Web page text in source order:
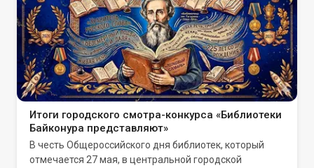
Итоги городского смотра-конкурса «Библиотеки
Байконура представляют»
В честь Общероссийского дня библиотек, который
отмечается 27 мая, в центральной городской